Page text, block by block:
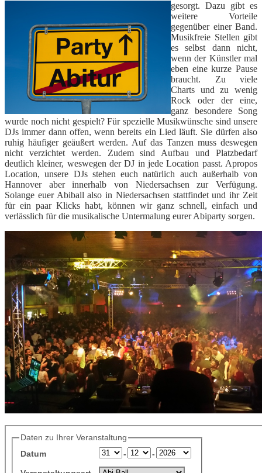
gesorgt. Dazu gibt es
weitere Vorteile
gegenüber einer Band.
Musikfreie Stellen gibt
es selbst dann nicht,
wenn der Künstler mal
eben eine kurze Pause
braucht. Zu viele
Charts und zu wenig
Rock oder der eine,
ganz besondere Song
wurde noch nicht gespielt? Für spezielle Musikwünsche sind unsere
DJs immer dann offen, wenn bereits ein Lied läuft. Sie dürfen also
ruhig häufiger geäußert werden. Auf das Tanzen muss deswegen
nicht verzichtet werden. Zudem sind Aufbau und Platzbedarf
deutlich kleiner, weswegen der DJ in jede Location passt. Apropos
Location, unsere DJs stehen euch natürlich auch außerhalb von
Hannover aber innerhalb von Niedersachsen zur Verfügung.
Solange euer Abiball also in Niedersachsen stattfindet und ihr Zeit
für ein paar Klicks habt, können wir ganz schnell, einfach und
verlässlich für die musikalische Untermalung eurer Abiparty sorgen.